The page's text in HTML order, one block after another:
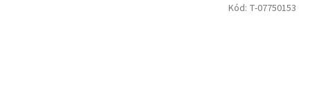
Kód: T-07750153